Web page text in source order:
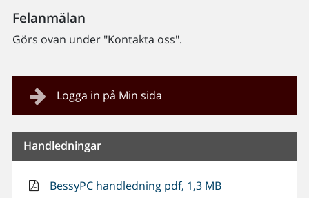
Felanmälan
Görs ovan under "Kontakta oss".
Logga in på Min sida
Handledningar
BessyPC handledning pdf, 1,3 MB